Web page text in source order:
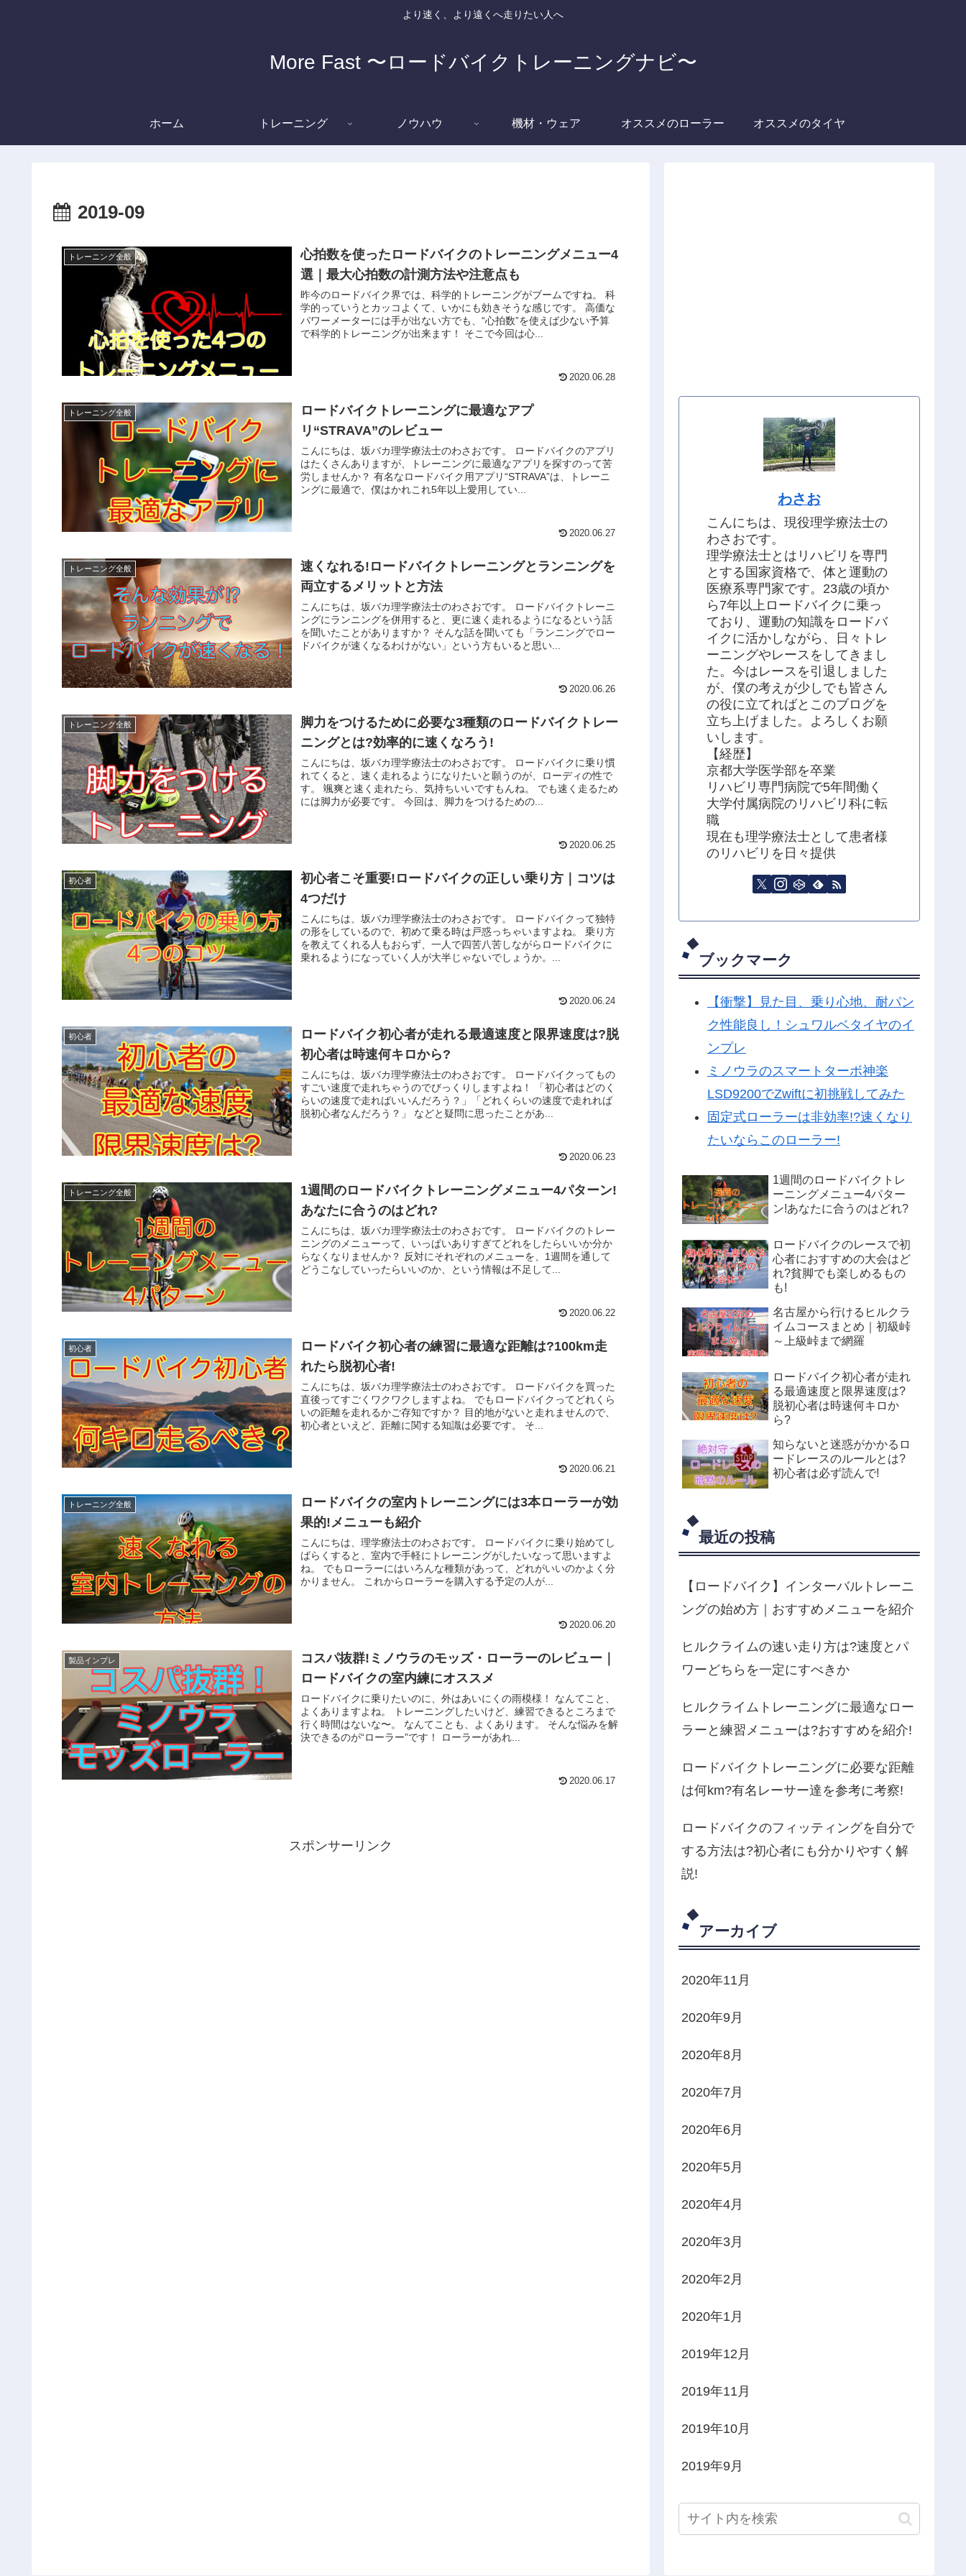
より速く、より遠くへ走りたい人へ
More Fast 〜ロードバイクトレーニングナビ〜
ホーム トレーニング ノウハウ 機材・ウェア オススメのローラー オススメのタイヤ
2019-09
トレーニング全般
心拍数を使ったロードバイクのトレーニングメニュー4
選｜最大心拍数の計測方法や注意点も
昨今のロードバイク界では、科学的トレーニングがブームですね。 科
学的っていうとカッコよくて、いかにも効きそうな感じです。 高価な
パワーメーターには手が出ない方でも、“心拍数”を使えば少ない予算
で科学的トレーニングが出来ます！ そこで今回は心...
2020.06.28
トレーニング全般
ロードバイクトレーニングに最適なアプ
リ“STRAVA”のレビュー
こんにちは、坂バカ理学療法士のわさおです。 ロードバイクのアプリ
はたくさんありますが、トレーニングに最適なアプリを探すのって苦
労しませんか？ 有名なロードバイク用アプリ“STRAVA”は、トレーニ
ングに最適で、僕はかれこれ5年以上愛用してい...
2020.06.27
トレーニング全般
速くなれる!ロードバイクトレーニングとランニングを
両立するメリットと方法
こんにちは、坂バカ理学療法士のわさおです。 ロードバイクトレーニ
ングにランニングを併用すると、更に速く走れるようになるという話
を聞いたことがありますか？ そんな話を聞いても「ランニングでロー
ドバイクが速くなるわけがない」という方もいると思い...
2020.06.26
トレーニング全般
脚力をつけるために必要な3種類のロードバイクトレー
ニングとは?効率的に速くなろう!
こんにちは、坂バカ理学療法士のわさおです。 ロードバイクに乗り慣
れてくると、速く走れるようになりたいと願うのが、ローディの性で
す。 颯爽と速く走れたら、気持ちいいですもんね。 でも速く走るため
には脚力が必要です。 今回は、脚力をつけるための...
2020.06.25
初心者
初心者こそ重要!ロードバイクの正しい乗り方｜コツは
4つだけ
こんにちは、坂バカ理学療法士のわさおです。 ロードバイクって独特
の形をしているので、初めて乗る時は戸惑っちゃいますよね。 乗り方
を教えてくれる人もおらず、一人で四苦八苦しながらロードバイクに
乗れるようになっていく人が大半じゃないでしょうか。...
2020.06.24
初心者
ロードバイク初心者が走れる最適速度と限界速度は?脱
初心者は時速何キロから?
こんにちは、坂バカ理学療法士のわさおです。 ロードバイクってもの
すごい速度で走れちゃうのでびっくりしますよね！ 「初心者はどのく
らいの速度で走ればいいんだろう？」「どれくらいの速度で走れれば
脱初心者なんだろう？」 などと疑問に思ったことがあ...
2020.06.23
トレーニング全般
1週間のロードバイクトレーニングメニュー4パターン!
あなたに合うのはどれ?
こんにちは、坂バカ理学療法士のわさおです。 ロードバイクのトレー
ニングのメニューって、いっぱいありすぎてどれをしたらいいか分か
らなくなりませんか？ 反対にそれぞれのメニューを、1週間を通して
どうこなしていったらいいのか、という情報は不足して...
2020.06.22
初心者
ロードバイク初心者の練習に最適な距離は?100km走
れたら脱初心者!
こんにちは、坂バカ理学療法士のわさおです。 ロードバイクを買った
直後ってすごくワクワクしますよね。 でもロードバイクってどれくら
いの距離を走れるかご存知ですか？ 目的地がないと走れませんので、
初心者といえど、距離に関する知識は必要です。 そ...
2020.06.21
トレーニング全般
ロードバイクの室内トレーニングには3本ローラーが効
果的!メニューも紹介
こんにちは、理学療法士のわさおです。 ロードバイクに乗り始めてし
ばらくすると、室内で手軽にトレーニングがしたいなって思いますよ
ね。 でもローラーにはいろんな種類があって、どれがいいのかよく分
かりません。 これからローラーを購入する予定の人が...
2020.06.20
製品インプレ
コスパ抜群!ミノウラのモッズ・ローラーのレビュー｜
ロードバイクの室内練にオススメ
ロードバイクに乗りたいのに、外はあいにくの雨模様！ なんてこと、
よくありますよね。 トレーニングしたいけど、練習できるところまで
行く時間はないな〜。 なんてことも、よくあります。 そんな悩みを解
決できるのが“ローラー”です！ ローラーがあれ...
2020.06.17
スポンサーリンク
わさお
こんにちは、現役理学療法士の
わさおです。
理学療法士とはリハビリを専門
とする国家資格で、体と運動の
医療系専門家です。23歳の頃か
ら7年以上ロードバイクに乗っ
ており、運動の知識をロードバ
イクに活かしながら、日々トレ
ーニングやレースをしてきまし
た。今はレースを引退しました
が、僕の考えが少しでも皆さん
の役に立てればとこのブログを
立ち上げました。よろしくお願
いします。
【経歴】
京都大学医学部を卒業
リハビリ専門病院で5年間働く
大学付属病院のリハビリ科に転
職
現在も理学療法士として患者様
のリハビリを日々提供
ブックマーク
【衝撃】見た目、乗り心地、耐パン
ク性能良し！シュワルベタイヤのイ
ンプレ
ミノウラのスマートターボ神楽
LSD9200でZwiftに初挑戦してみた
固定式ローラーは非効率!?速くなり
たいならこのローラー!
1週間のロードバイクトレ
ーニングメニュー4パター
ン!あなたに合うのはどれ?
ロードバイクのレースで初
心者におすすめの大会はど
れ?貧脚でも楽しめるもの
も!
名古屋から行けるヒルクラ
イムコースまとめ｜初級峠
～上級峠まで網羅
ロードバイク初心者が走れ
る最適速度と限界速度は?
脱初心者は時速何キロか
ら?
知らないと迷惑がかかるロ
ードレースのルールとは?
初心者は必ず読んで!
最近の投稿
【ロードバイク】インターバルトレーニ
ングの始め方｜おすすめメニューを紹介
ヒルクライムの速い走り方は?速度とパ
ワーどちらを一定にすべきか
ヒルクライムトレーニングに最適なロー
ラーと練習メニューは?おすすめを紹介!
ロードバイクトレーニングに必要な距離
は何km?有名レーサー達を参考に考察!
ロードバイクのフィッティングを自分で
する方法は?初心者にも分かりやすく解
説!
アーカイブ
2020年11月
2020年9月
2020年8月
2020年7月
2020年6月
2020年5月
2020年4月
2020年3月
2020年2月
2020年1月
2019年12月
2019年11月
2019年10月
2019年9月